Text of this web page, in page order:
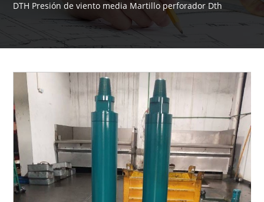
DTH Presión de viento media Martillo perforador Dth